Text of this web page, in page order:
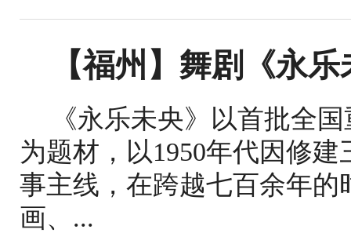
【福州】舞剧《永
《永乐未央》以首批全
为题材，以1950年代因修
事主线，在跨越七百余年
画、...